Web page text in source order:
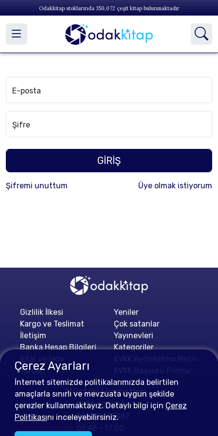
Odakkitap stoklarında 350,072 çeşit kitap bulunmaktadır
E-posta
Şifre
GİRİŞ
Şifremi unuttum Üye olmak istiyorum
Gizlilik İlkesi
Kargo ve Teslimat
İletişim
Banka Hesap Bilgileri
Yardım
Yeniler
Çok satanlar
Yayınevleri
Kategoriler
Müşteri Hizmetleri
0212 4813112
0552 0478387
07:45 - 17:00
Çerez Ayarları
İnternet sitemizde politikalarımızda belirtilen
amaçlarla sınırlı ve mevzuata uygun şekilde
çerezler kullanmaktayız. Detaylı bilgi için Çerez
Politikasını inceleyebilirsiniz.